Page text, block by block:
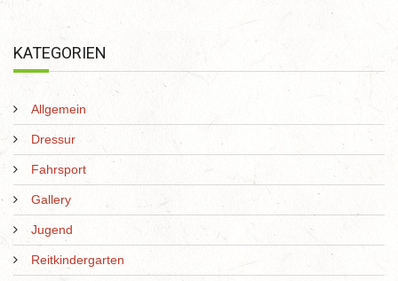
KATEGORIEN
Allgemein
Dressur
Fahrsport
Gallery
Jugend
Reitkindergarten